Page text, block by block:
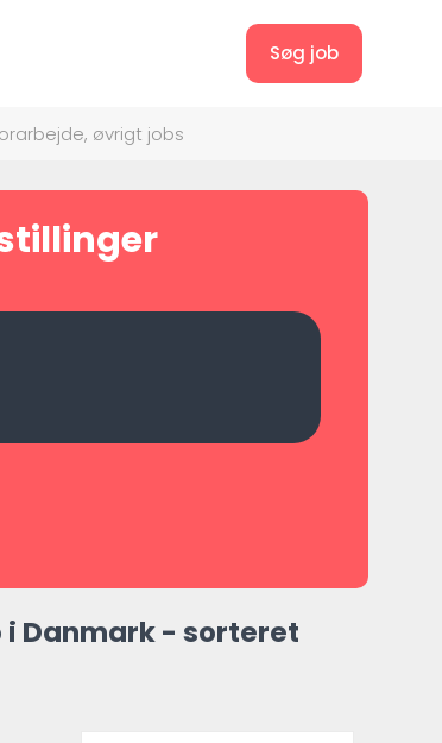
Søg job
øvrigt jobs
Danmark - sorteret